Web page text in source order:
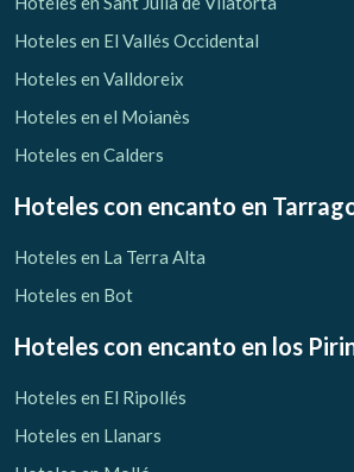
Hoteles en El Vallés Occidental
Hoteles en Valldoreix
Hoteles en el Moianès
Hoteles en Calders
Hoteles con encanto en
Hoteles en La Terra Alta
Hoteles en Bot
Hoteles con encanto en los
Hoteles en El Ripollés
Hoteles en Llanars